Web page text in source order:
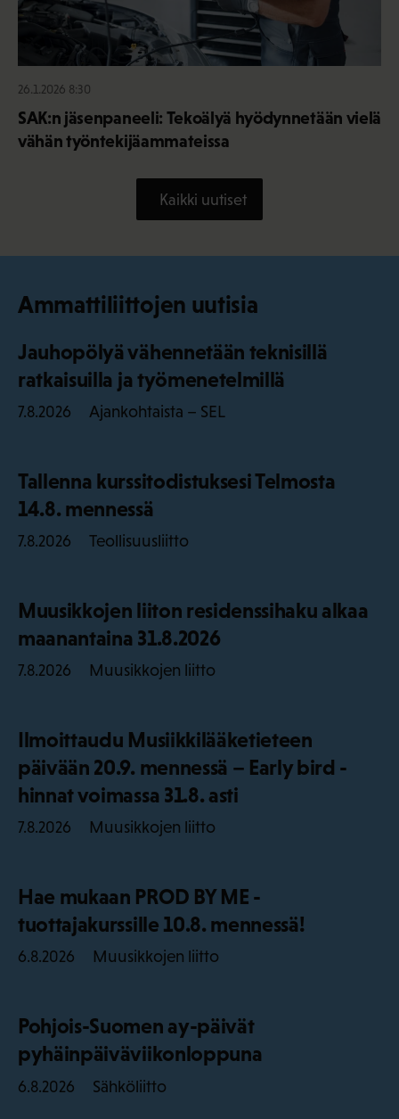
26.1.2026 8:30
SAK:n jäsenpaneeli: Tekoälyä hyödynnetään vielä
vähän työntekijäammateissa
Kaikki uutiset
Ammattiliittojen uutisia
Jauhopölyä vähennetään teknisillä
ratkaisuilla ja työmenetelmillä
7.8.2026 Ajankohtaista – SEL
Tallenna kurssitodistuksesi Telmosta
14.8. mennessä
7.8.2026 Teollisuusliitto
Muusikkojen liiton residenssihaku alkaa
maanantaina 31.8.2026
7.8.2026 Muusikkojen liitto
Ilmoittaudu Musiikkilääketieteen
päivään 20.9. mennessä – Early bird -
hinnat voimassa 31.8. asti
7.8.2026 Muusikkojen liitto
Hae mukaan PROD BY ME -
tuottajakurssille 10.8. mennessä!
6.8.2026 Muusikkojen liitto
Pohjois-Suomen ay-päivät
pyhäinpäiväviikonloppuna
6.8.2026 Sähköliitto